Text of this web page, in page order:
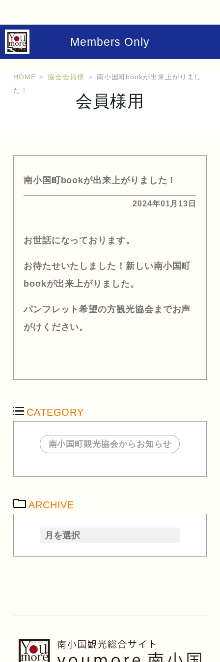
Members Only
HOME ＞協会会員様 ＞ 南小国町bookが出来上がりまし
た！
会員様用
南小国町bookが出来上がりました！
2024年01月13日
お世話になっております。
お待たせいたしました！新しい南小国町
bookが出来上がりました。
パンフレット希望の方観光協会までお声
がけください。
CATEGORY
南小国町観光協会からお知らせ
ARCHIVE